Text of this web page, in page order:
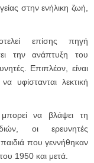
στην ενήλικη ζωή,
επίσης πηγή
την ανάπτυξη του
Επιπλέον, είναι
λεκτική
να βλάψει τη
οι ερευνητές
που γεννήθηκαν
1950 και μετά.